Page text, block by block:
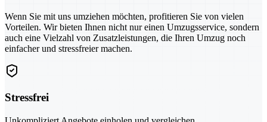
Wenn Sie mit uns umziehen möchten, profitieren Sie von vielen
Vorteilen. Wir bieten Ihnen nicht nur einen Umzugsservice, sondern
auch eine Vielzahl von Zusatzleistungen, die Ihren Umzug noch
einfacher und stressfreier machen.
Stressfrei